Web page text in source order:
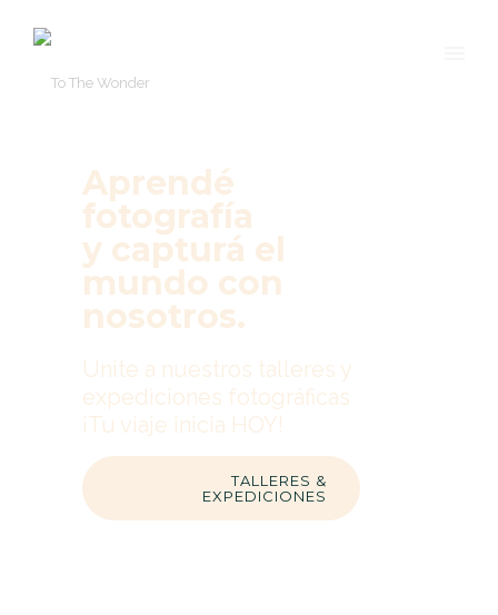
Aprendé
fotografía
y capturá el
mundo con
nosotros.
Unite a nuestros talleres y
expediciones fotográficas
¡Tu viaje inicia HOY!
TALLERES &
EXPEDICIONES